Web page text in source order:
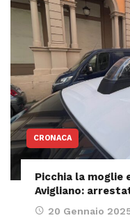
CRONACA
Picchia la moglie
Avigliano:
20 Gennaio